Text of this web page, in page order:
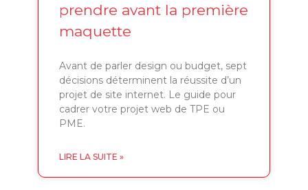
prendre avant la première
maquette
Avant de parler design ou budget, sept
décisions déterminent la réussite d’un
projet de site internet. Le guide pour
cadrer votre projet web de TPE ou
PME.
LIRE LA SUITE »